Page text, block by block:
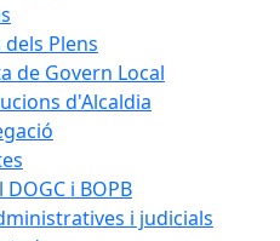
Plens
de Govern Local
d'Alcaldia
i BOPB
i judicials